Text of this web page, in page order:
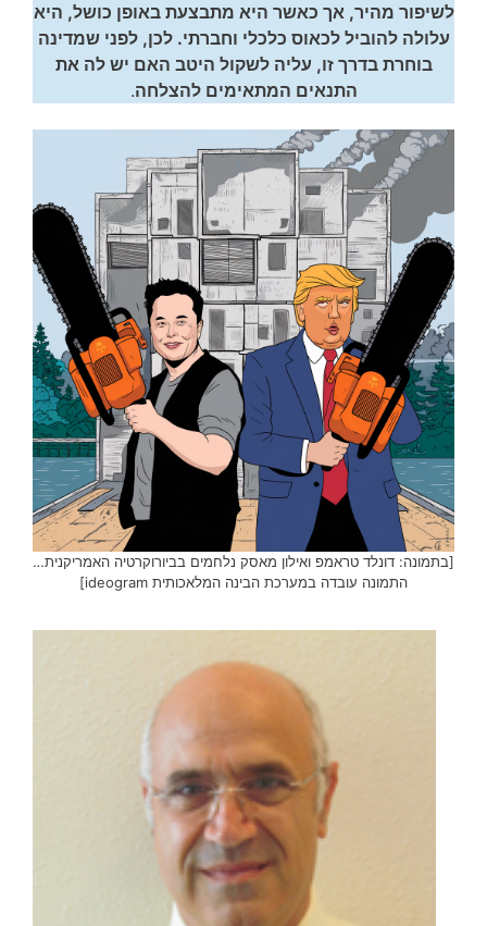
לשיפור מהיר, אך כאשר היא מתבצעת באופן כושל, היא
עלולה להוביל לכאוס כלכלי וחברתי. לכן, לפני שמדינה
בוחרת בדרך זו, עליה לשקול היטב האם יש לה את
התנאים המתאימים להצלחה.
[בתמונה: דונלד טראמפ ואילון מאסק נלחמים בביורוקרטיה האמריקנית…
התמונה עובדה במערכת הבינה המלאכותית ideogram]